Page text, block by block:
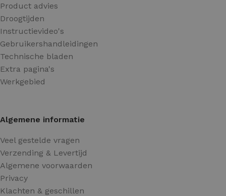
Product advies
Droogtijden
Instructievideo's
Gebruikershandleidingen
Technische bladen
Extra pagina's
Werkgebied
Algemene informatie
Veel gestelde vragen
Verzending & Levertijd
Algemene voorwaarden
Privacy
Klachten & geschillen